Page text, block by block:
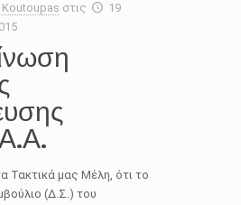
στις
19
Τακτικά μας Μέλη, ότι το
(Δ.Σ.) του